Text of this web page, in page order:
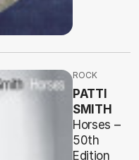
ROCK
PATTI
SMITH
Horses –
50th
Edition